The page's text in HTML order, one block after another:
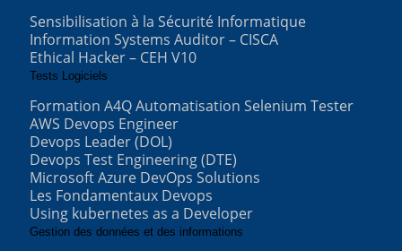
Sensibilisation à la Sécurité Informatique
Information Systems Auditor – CISCA
Ethical Hacker – CEH V10
Tests Logiciels
Formation A4Q Automatisation Selenium Tester
AWS Devops Engineer
Devops Leader (DOL)
Devops Test Engineering (DTE)
Microsoft Azure DevOps Solutions
Les Fondamentaux Devops
Using kubernetes as a Developer
Gestion des données et des informations